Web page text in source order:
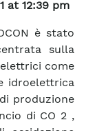
at 12:39 pm
è stato
sulla
come
idroelettrica
produzione
di CO 2 ,